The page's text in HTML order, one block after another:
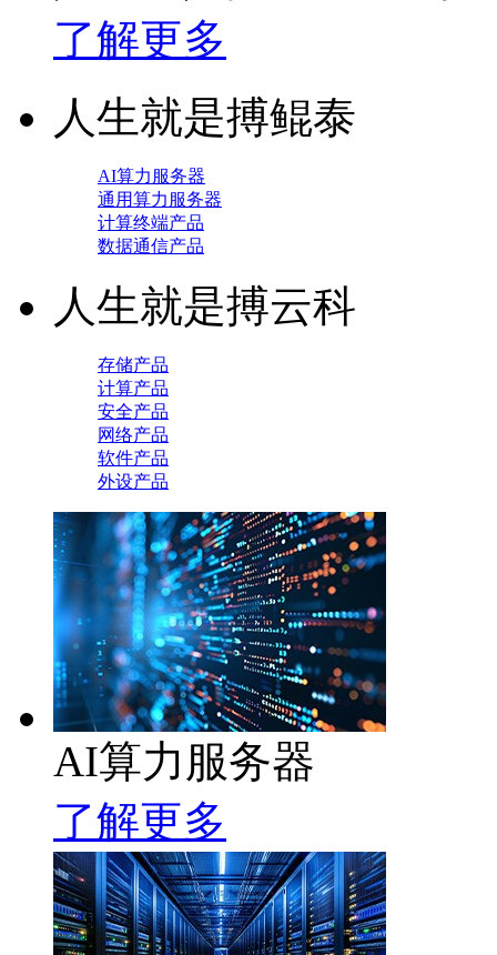
了解更多
人生就是搏鲲泰
AI算力服务器
通用算力服务器
计算终端产品
数据通信产品
人生就是搏云科
存储产品
计算产品
安全产品
网络产品
软件产品
外设产品
AI算力服务器
了解更多